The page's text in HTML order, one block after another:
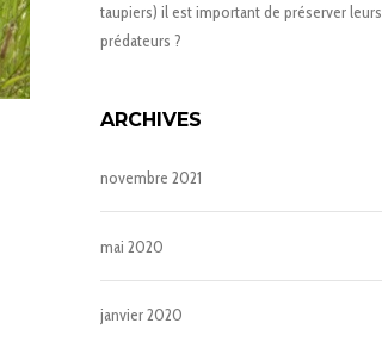
taupiers) il est important de préserver leurs
prédateurs ?
ARCHIVES
novembre 2021
mai 2020
janvier 2020